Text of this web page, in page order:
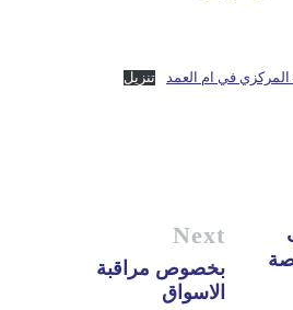
في ام العمد تنزيل
Next
بخصوص مراقبة
الاسواق